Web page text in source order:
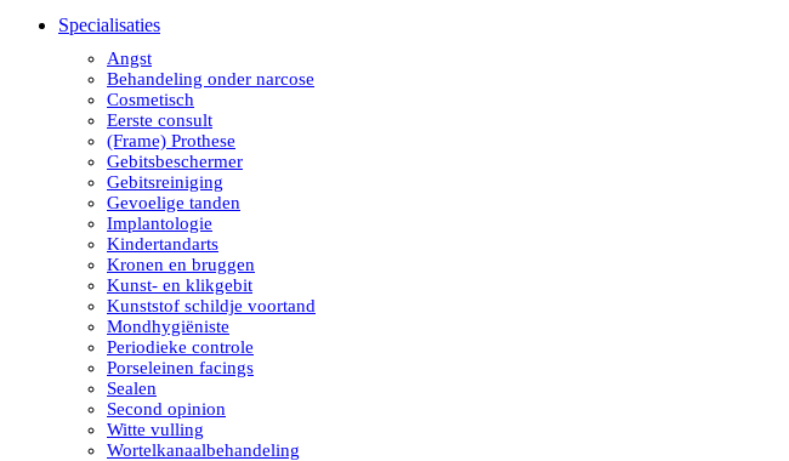
Specialisaties
Angst
Behandeling onder narcose
Cosmetisch
Eerste consult
(Frame) Prothese
Gebitsbeschermer
Gebitsreiniging
Gevoelige tanden
Implantologie
Kindertandarts
Kronen en bruggen
Kunst- en klikgebit
Kunststof schildje voortand
Mondhygiëniste
Periodieke controle
Porseleinen facings
Sealen
Second opinion
Witte vulling
Wortelkanaalbehandeling